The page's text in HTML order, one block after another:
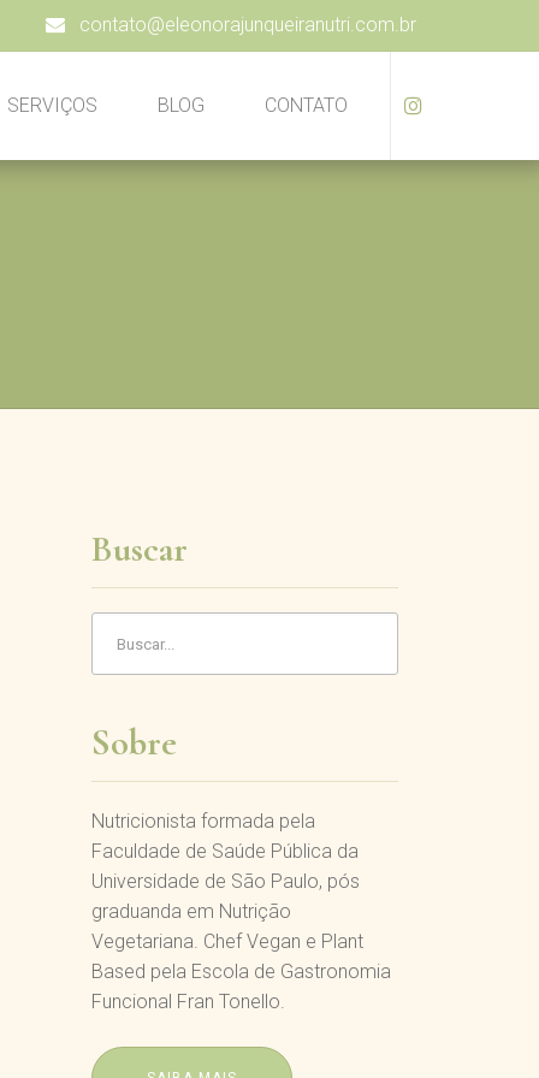
contato@eleonorajunqueiranutri.com.br
SERVIÇOS BLOG CONTATO
Buscar
Sobre
Nutricionista formada pela
Faculdade de Saúde Pública da
Universidade de São Paulo, pós
graduanda em Nutrição
Vegetariana. Chef Vegan e Plant
Based pela Escola de Gastronomia
Funcional Fran Tonello.